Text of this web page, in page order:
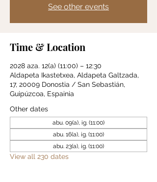
See other events
Time & Location
2028 aza. 12(a) (11:00) – 12:30
Aldapeta Ikastetxea, Aldapeta Galtzada,
17, 20009 Donostia / San Sebastián,
Guipúzcoa, Espainia
Other dates
abu. 09(a), ig. (11:00)
abu. 16(a), ig. (11:00)
abu. 23(a), ig. (11:00)
View all 230 dates